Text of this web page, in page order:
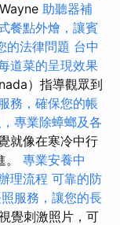
助聽器補
餐點外燴，讓賓
的法律問題 台中
道菜的呈現效果
）指導觀眾到
務，確保您的帳
專業除蟑螂及各
就像在寒冷中行
專業安養中
理流程 可靠的防
服務，讓您的長
覺刺激照片，可